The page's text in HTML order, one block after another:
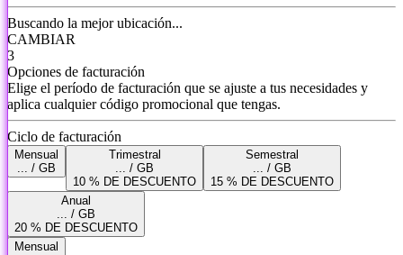
Buscando la mejor ubicación...
CAMBIAR
3
Opciones de facturación
Elige el período de facturación que se ajuste a tus necesidades y
aplica cualquier código promocional que tengas.
Ciclo de facturación
Mensual
... / GB
Trimestral
... / GB
10 % DE DESCUENTO
Semestral
... / GB
15 % DE DESCUENTO
Anual
... / GB
20 % DE DESCUENTO
Mensual